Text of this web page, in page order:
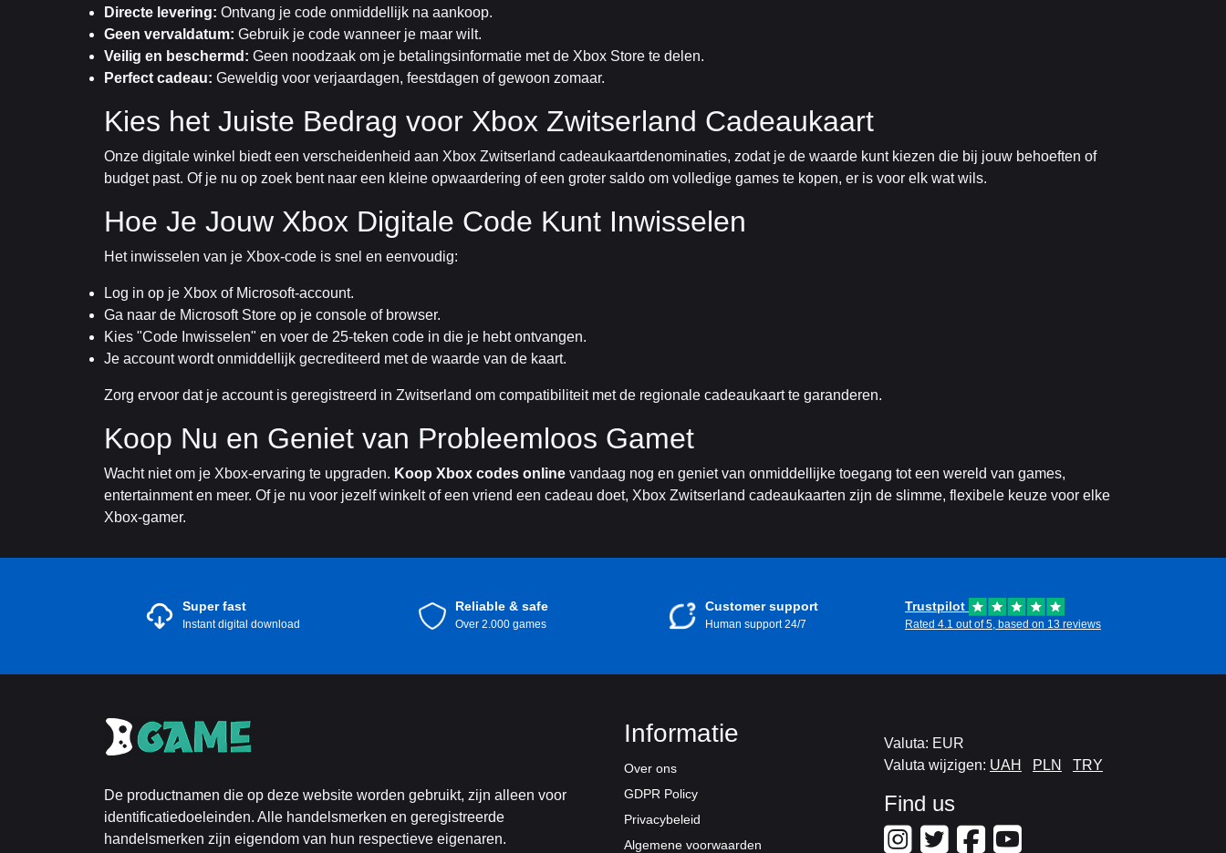
Directe levering: Ontvang je code onmiddellijk na aankoop.
Geen vervaldatum: Gebruik je code wanneer je maar wilt.
Veilig en beschermd: Geen noodzaak om je betalingsinformatie met de Xbox Store te delen.
Perfect cadeau: Geweldig voor verjaardagen, feestdagen of gewoon zomaar.
Kies het Juiste Bedrag voor Xbox Zwitserland Cadeaukaart
Onze digitale winkel biedt een verscheidenheid aan Xbox Zwitserland cadeaukaartdenominaties, zodat je de waarde kunt kiezen die bij jouw behoeften of
budget past. Of je nu op zoek bent naar een kleine opwaardering of een groter saldo om volledige games te kopen, er is voor elk wat wils.
Hoe Je Jouw Xbox Digitale Code Kunt Inwisselen
Het inwisselen van je Xbox-code is snel en eenvoudig:
Log in op je Xbox of Microsoft-account.
Ga naar de Microsoft Store op je console of browser.
Kies "Code Inwisselen" en voer de 25-teken code in die je hebt ontvangen.
Je account wordt onmiddellijk gecrediteerd met de waarde van de kaart.
Zorg ervoor dat je account is geregistreerd in Zwitserland om compatibiliteit met de regionale cadeaukaart te garanderen.
Koop Nu en Geniet van Probleemloos Gamet
Wacht niet om je Xbox-ervaring te upgraden. Koop Xbox codes online vandaag nog en geniet van onmiddellijke toegang tot een wereld van games,
entertainment en meer. Of je nu voor jezelf winkelt of een vriend een cadeau doet, Xbox Zwitserland cadeaukaarten zijn de slimme, flexibele keuze voor elke
Xbox-gamer.
Super fast
Instant digital download
Reliable & safe
Over 2.000 games
Customer support
Human support 24/7
Trustpilot
Rated 4.1 out of 5, based on 13 reviews
De productnamen die op deze website worden gebruikt, zijn alleen voor
identificatiedoeleinden. Alle handelsmerken en geregistreerde
handelsmerken zijn eigendom van hun respectieve eigenaren.
Informatie
Over ons
GDPR Policy
Privacybeleid
Algemene voorwaarden
Valuta: EUR
Valuta wijzigen: UAH PLN TRY
Find us